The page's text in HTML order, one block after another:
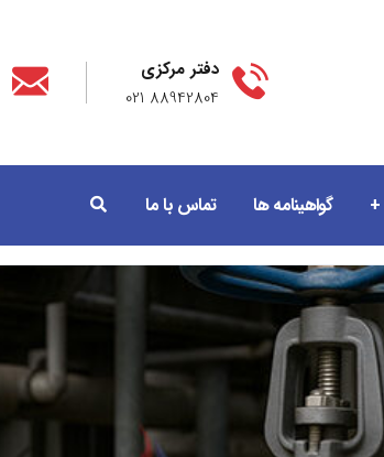
دفتر مرکزی
88942804 021
گواهینامه ها تماس با ما